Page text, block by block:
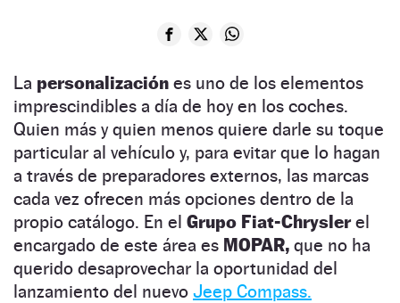
La personalización es uno de los elementos
imprescindibles a día de hoy en los coches.
Quien más y quien menos quiere darle su toque
particular al vehículo y, para evitar que lo hagan
a través de preparadores externos, las marcas
cada vez ofrecen más opciones dentro de la
propio catálogo. En el Grupo Fiat-Chryslerel
encargado de este área es MOPAR, que no ha
querido desaprovechar la oportunidad del
lanzamiento del nuevo Jeep Compass.